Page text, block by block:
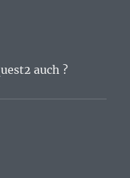
auch ?